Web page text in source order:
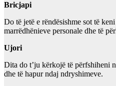
Bricjapi
Do të jetë e rëndësishme sot të
marrëdhënieve personale dhe të
Ujori
Dita do t’ju kërkojë të përfshiheni
dhe të hapur ndaj ndryshimeve.